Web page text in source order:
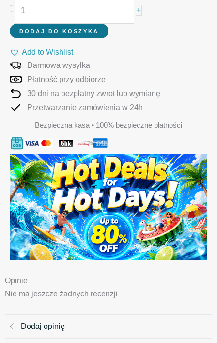
-
paczki
+
DODAJ DO KOSZYKA
Add to Wishlist
Darmowa wysyłka
Płatność przy odbiorze
30 dni na bezpłatny zwrot lub wymianę
Przetwarzanie zamówienia w 24h
Bezpieczna kasa • 100% bezpieczne płatności
Opinie
Nie ma jeszcze żadnych recenzji
Dodaj opinię